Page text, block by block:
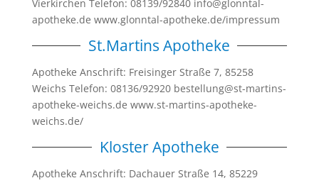
Vierkirchen Telefon: 08139/92840 info@glonntal-
apotheke.de www.glonntal-apotheke.de/impressum
St.Martins Apotheke
Apotheke Anschrift: Freisinger Straße 7, 85258
Weichs Telefon: 08136/92920 bestellung@st-martins-
apotheke-weichs.de www.st-martins-apotheke-
weichs.de/
Kloster Apotheke
Apotheke Anschrift: Dachauer Straße 14, 85229